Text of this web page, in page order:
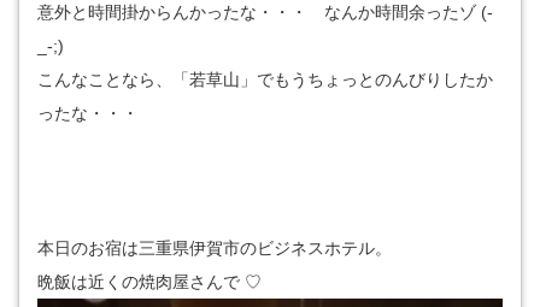
意外と時間掛からんかったな・・・ なんか時間余ったゾ (-
_-;)
こんなことなら、「若草山」でもうちょっとのんびりしたか
ったな・・・
本日のお宿は三重県伊賀市のビジネスホテル。
晩飯は近くの焼肉屋さんで ♡